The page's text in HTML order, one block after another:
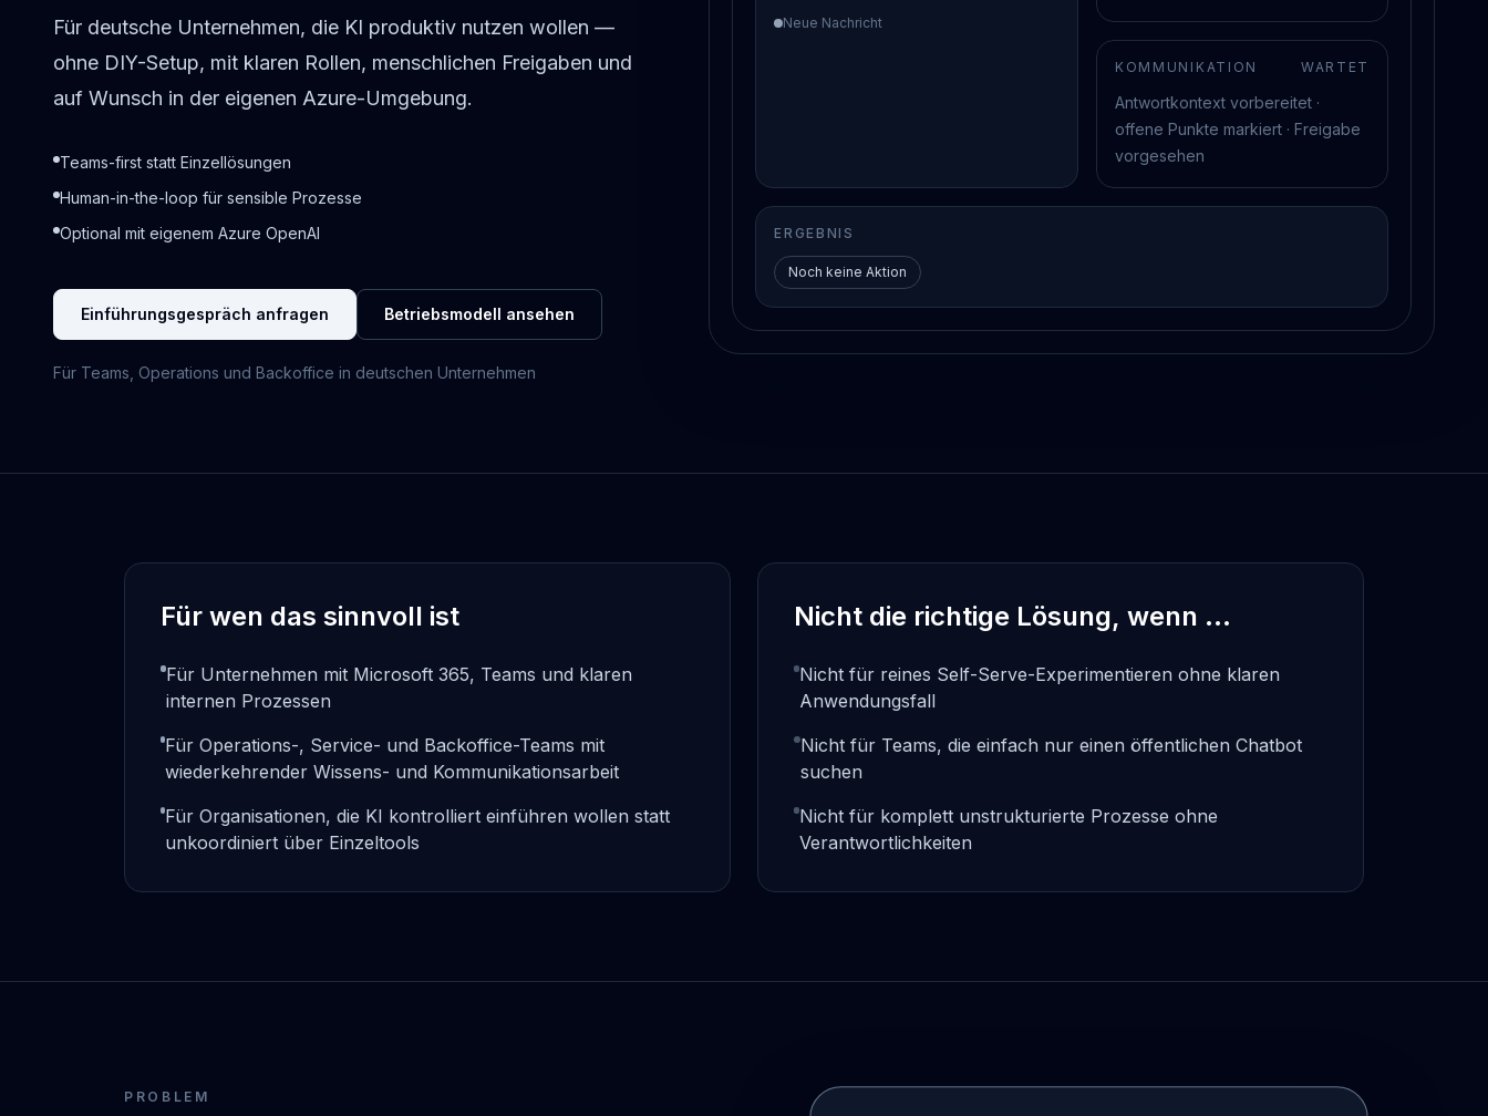
Für deutsche Unternehmen, die KI produktiv nutzen wollen —
ohne DIY-Setup, mit klaren Rollen, menschlichen Freigaben und
auf Wunsch in der eigenen Azure-Umgebung.
Teams-first statt Einzellösungen
Human-in-the-loop für sensible Prozesse
Optional mit eigenem Azure OpenAI
Einführungsgespräch anfragen Betriebsmodell ansehen
Für Teams, Operations und Backoffice in deutschen Unternehmen
Neue Nachricht
KOMMUNIKATION WARTET
Antwortkontext vorbereitet ·
offene Punkte markiert · Freigabe
vorgesehen
ERGEBNIS
Noch keine Aktion
Für wen das sinnvoll ist
Für Unternehmen mit Microsoft 365, Teams und klaren
internen Prozessen
Für Operations-, Service- und Backoffice-Teams mit
wiederkehrender Wissens- und Kommunikationsarbeit
Für Organisationen, die KI kontrolliert einführen wollen statt
unkoordiniert über Einzeltools
Nicht die richtige Lösung, wenn …
Nicht für reines Self-Serve-Experimentieren ohne klaren
Anwendungsfall
Nicht für Teams, die einfach nur einen öffentlichen Chatbot
suchen
Nicht für komplett unstrukturierte Prozesse ohne
Verantwortlichkeiten
PROBLEM